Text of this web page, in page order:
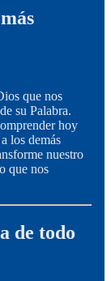
que nos
su Palabra.
hoy
los demás
nuestro
que nos
de todo